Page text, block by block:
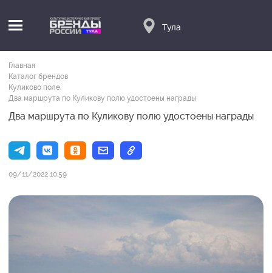
Тула
Главная
Каталог брендов
Куликово поле
Два маршрута по Куликову полю удостоены награды
Два маршрута по Куликову полю удостоены награды
09/11/2022 10:59